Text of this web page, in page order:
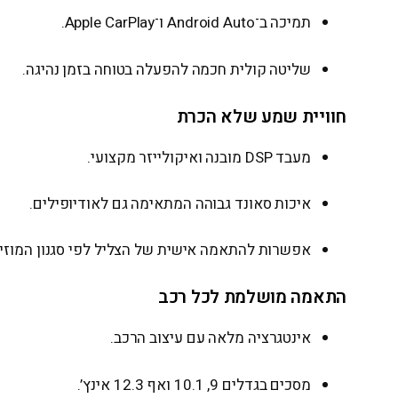
תמיכה ב־Android Auto ו־Apple CarPlay.
שליטה קולית חכמה להפעלה בטוחה בזמן נהיגה.
חוויית שמע שלא הכרת
מעבד DSP מובנה ואיקולייזר מקצועי.
איכות סאונד גבוהה המתאימה גם לאודיופילים.
אפשרות להתאמה אישית של הצליל לפי סגנון
התאמה מושלמת לכל רכב
אינטגרציה מלאה עם עיצוב הרכב.
מסכים בגדלים 9, 10.1 ואף 12.3 אינץ’.